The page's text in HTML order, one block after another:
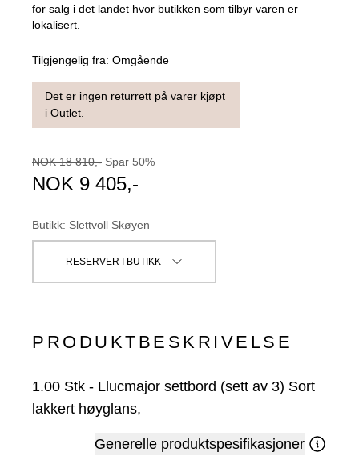
for salg i det landet hvor butikken som tilbyr varen er
lokalisert.
Tilgjengelig fra: Omgående
Det er ingen returrett på varer kjøpt
i Outlet.
NOK 18 810,- Spar 50%
NOK 9 405,-
Butikk: Slettvoll Skøyen
RESERVER I BUTIKK
PRODUKTBESKRIVELSE
1.00 Stk - Llucmajor settbord (sett av 3) Sort
lakkert høyglans,
Generelle produktspesifikasjoner